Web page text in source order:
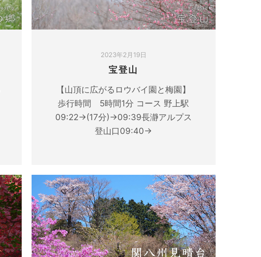
2023年2月19日
宝登山
【山頂に広がるロウバイ園と梅園】
歩行時間 5時間1分 コース 野上駅
09:22→(17分)→09:39長瀞アルプス
登山口09:40→